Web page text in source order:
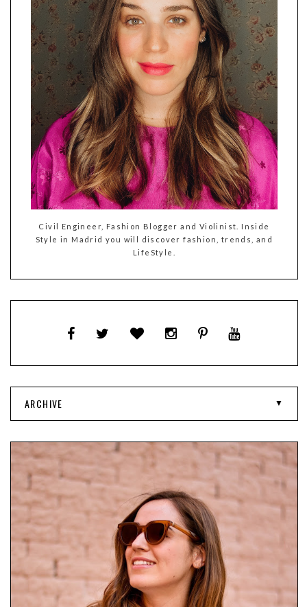
Civil Engineer, Fashion Blogger and Violinist. Inside
Style in Madrid you will discover fashion, trends, and
LifeStyle.
ARCHIVE